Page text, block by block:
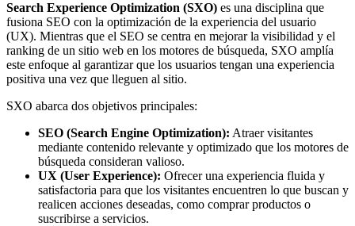
Search Experience Optimization (SXO) es una disciplina que
fusiona SEO con la optimización de la experiencia del usuario
(UX). Mientras que el SEO se centra en mejorar la visibilidad y el
ranking de un sitio web en los motores de búsqueda, SXO amplía
este enfoque al garantizar que los usuarios tengan una experiencia
positiva una vez que lleguen al sitio.
SXO abarca dos objetivos principales:
SEO (Search Engine Optimization): Atraer visitantes
mediante contenido relevante y optimizado que los motores de
búsqueda consideran valioso.
UX (User Experience): Ofrecer una experiencia fluida y
satisfactoria para que los visitantes encuentren lo que buscan y
realicen acciones deseadas, como comprar productos o
suscribirse a servicios.